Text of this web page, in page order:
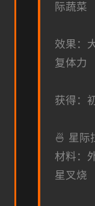
际蔬菜
效果：
复体力
获得：
🍜 星际
材料：
星叉烧